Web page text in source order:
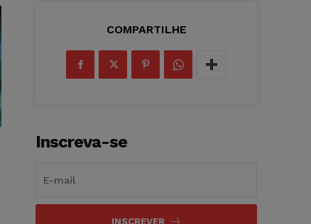
COMPARTILHE
Inscreva-se
INSCREVER